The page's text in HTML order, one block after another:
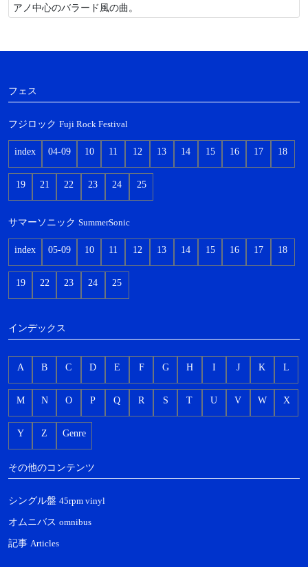
アノ中心のバラード風の曲。
フェス
フジロック Fuji Rock Festival
index 04-09 10 11 12 13 14 15 16 17 18
19 21 22 23 24 25
サマーソニック SummerSonic
index 05-09 10 11 12 13 14 15 16 17 18
19 22 23 24 25
インデックス
A B C D E F G H I J K L
M N O P Q R S T U V W X
Y Z Genre
その他のコンテンツ
シングル盤 45rpm vinyl
オムニバス omnibus
記事 Articles